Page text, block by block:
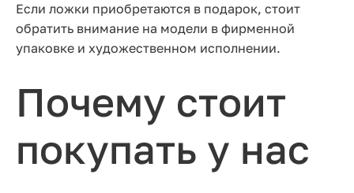
Если ложки приобретаются в подарок, стоит
обратить внимание на модели в фирменной
упаковке и художественном исполнении.
Почему стоит
покупать у нас